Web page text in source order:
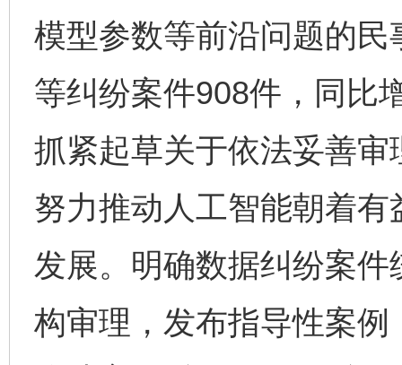
模型参数等前沿问题的
等纠纷案件908件，同比
抓紧起草关于依法妥善
努力推动人工智能朝着
发展。明确数据纠纷案
构审理，发布指导性案